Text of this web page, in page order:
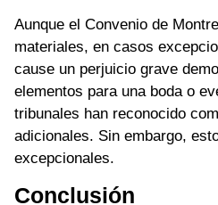
Aunque el Convenio de
materiales, en casos
cause un perjuicio grave
elementos para una boda o
tribunales han reconocido
adicionales. Sin embargo,
excepcionales.
Conclusión